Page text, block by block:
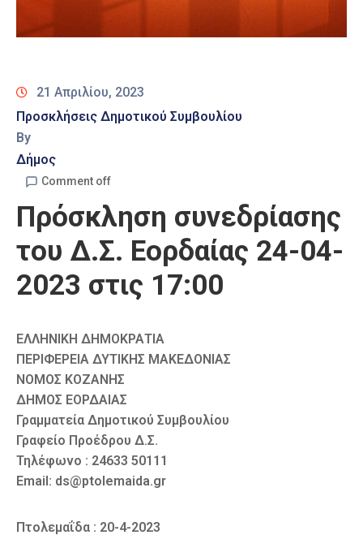
Τηλέφωνα
21 Απριλίου, 2023
Προσκλήσεις Δημοτικού Συμβουλίου
By
Δήμος
Comment off
Πρόσκληση συνεδρίασης
του Δ.Σ. Εορδαίας 24-04-
2023 στις 17:00
ΕΛΛΗΝΙΚΗ ΔΗΜΟΚΡΑΤΙΑ
ΠΕΡΙΦΕΡΕΙΑ ΔΥΤΙΚΗΣ ΜΑΚΕΔΟΝΙΑΣ
ΝΟΜΟΣ ΚΟΖΑΝΗΣ
ΔΗΜΟΣ ΕΟΡΔΑΙΑΣ
Γραμματεία Δημοτικού Συμβουλίου
Γραφείο Προέδρου Δ.Σ.
Τηλέφωνο : 24633 50111
Email: ds@ptolemaida.gr
Πτολεμαΐδα : 20-4-2023